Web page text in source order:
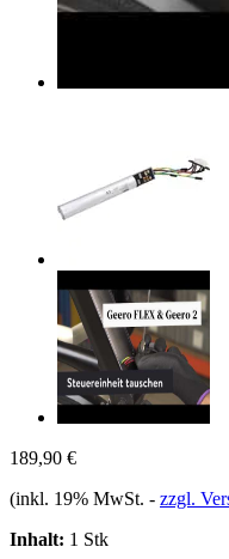
189,90 €
(inkl. 19% MwSt. - zzgl.
Inhalt: 1 Stk